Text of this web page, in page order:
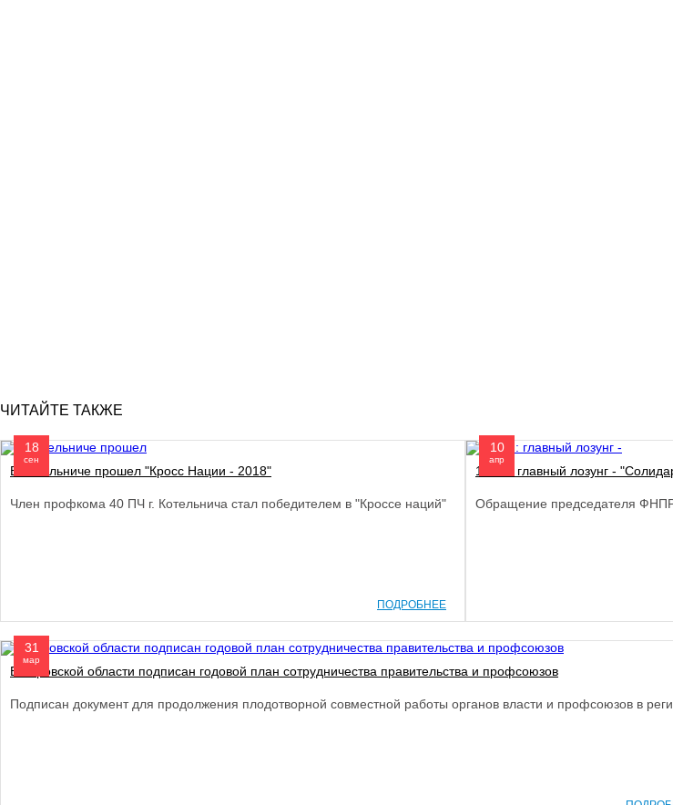
ЧИТАЙТЕ ТАКЖЕ
18
сен
В Котельниче прошел "Кросс Нации - 2018"
Член профкома 40 ПЧ г. Котельнича стал победителем в "Кроссе наций"
ПОДРОБНЕЕ
10
апр
1 мая: главный лозунг -
Обращение председателя
31
мар
В Кировской области подписан годовой план сотрудничества правительства и профсоюзов
Подписан документ для продолжения плодотворной совместной работы органов власти и профсоюзов в